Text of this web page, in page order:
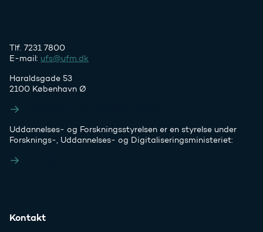
Tlf. 7231 7800
E-mail: ufs@ufm.dk
Haraldsgade 53
2100 København Ø
Uddannelses- og Forskningsstyrelsen er en styrelse under
Forsknings-, Uddannelses- og Digitaliseringsministeriet:
Kontakt